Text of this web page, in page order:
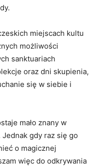
miejscach ‌kultu
możliwości
sanktuariach
oraz dni skupienia,
się w siebie​ i
mało znany w
gdy​ raz się go
o⁢ magicznej
więc do odkrywania